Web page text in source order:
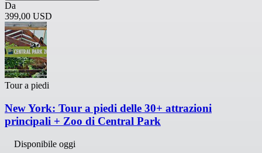
Da
399,00 USD
Tour a piedi
New York: Tour a piedi delle 30+ attrazioni
principali + Zoo di Central Park
Disponibile oggi